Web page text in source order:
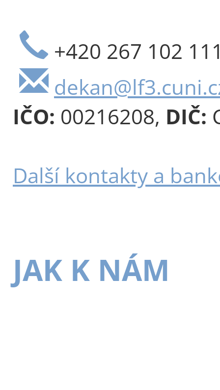
+420 267 102
IČO: 00216208, DIČ:
Další kontakty a
JAK K NÁM